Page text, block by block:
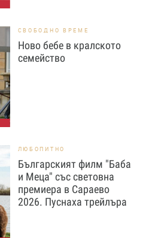
СВОБОДНО ВРЕМЕ
Ново бебе в кралското
семейство
ЛЮБОПИТНО
Българският филм "Баба
и Меца" със световна
премиера в Сараево
2026. Пуснаха трейлъра